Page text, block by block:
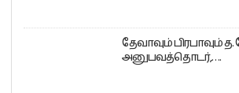
தேவாவும் பிரபாவும் த.
அனுபவத்தொடர்,….